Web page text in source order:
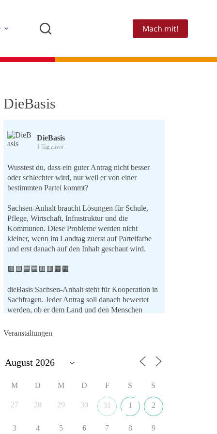
Mach mit!
DieBasis
DieBasis
1 Tag zuvor
Wusstest du, dass ein guter Antrag nicht besser
oder schlechter wird, nur weil er von einer
bestimmten Partei kommt?
Sachsen-Anhalt braucht Lösungen für Schule,
Pflege, Wirtschaft, Infrastruktur und die
Kommunen. Diese Probleme werden nicht
kleiner, wenn im Landtag zuerst auf Parteifarbe
und erst danach auf den Inhalt geschaut wird.
🟩🟩🟦🟦🟥🟥🟧🟧
dieBasis Sachsen-Anhalt steht für Kooperation in
Sachfragen. Jeder Antrag soll danach bewertet
werden, ob er dem Land und den Menschen
Zustimmung, wenn ein Vorschlag sinnvoll ist.
Antrags oder das Ergebnis für Sachsen-Anhalt?
#dieBasis #sachsenanhalt #ltw2026
👉 Folgen:
Veranstaltungen
M D M D F S S
27 28 29 30 31 1 2
3 4 5 6 7 8 9